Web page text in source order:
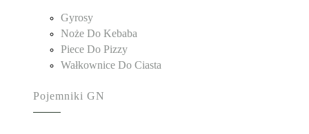
Gyrosy
Noże Do Kebaba
Piece Do Pizzy
Wałkownice Do Ciasta
Pojemniki GN